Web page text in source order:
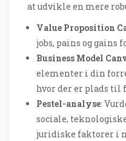
at udvikle en mere
Value Proposition
jobs, pains og gains
Business Model
elementer i din
hvor der er plads til
Pestel-analyse:
sociale,
juridiske faktorer i